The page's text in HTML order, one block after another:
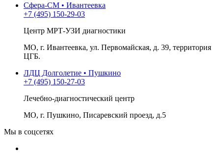
Сфера-СМ • Ивантеевка
+7 (495) 150-29-03
Центр МРТ-УЗИ диагностики
МО, г. Ивантеевка, ул. Первомайская, д. 39, территория
ЦГБ.
ЛДЦ Долголетие • Пушкино
+7 (495) 150-27-03
Лечебно-диагностический центр
МО, г. Пушкино, Писаревский проезд, д.5
Мы в соцсетях